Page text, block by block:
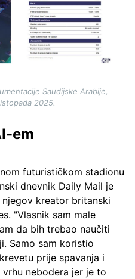
Saudijske Arabije,
2025.
em
futurističkom stadionu
dnevnik Daily Mail je
kreator britanski
"Vlasnik sam male
da bih trebao naučiti
Samo sam koristio
prije spavanja i
nebodera jer je to